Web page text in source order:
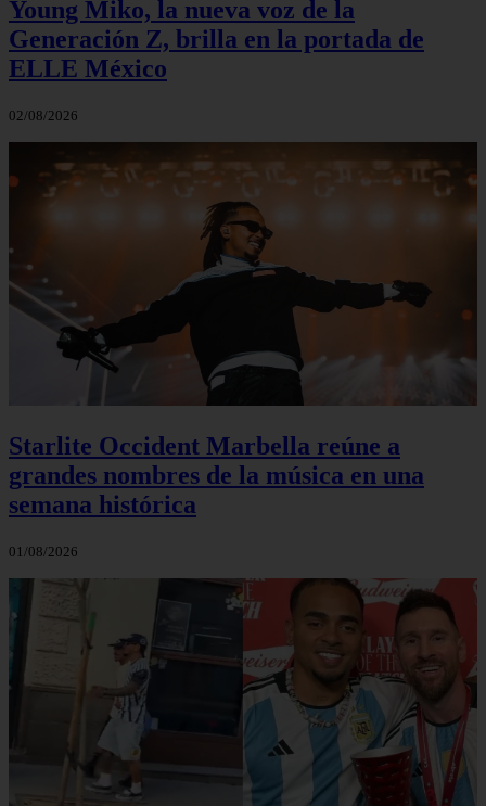
Young Miko, la nueva voz de la
Generación Z, brilla en la portada de
ELLE México
02/08/2026
Starlite Occident Marbella reúne a
grandes nombres de la música en una
semana histórica
01/08/2026